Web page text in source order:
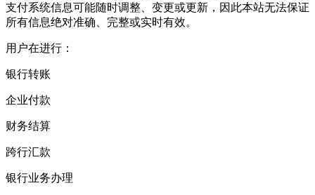
支付系统信息可能随时调整、变更或更新，因此本站无法保证
所有信息绝对准确、完整或实时有效。
用户在进行：
银行转账
企业付款
财务结算
跨行汇款
银行业务办理